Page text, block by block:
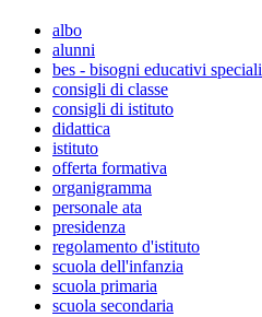
albo
alunni
bes - bisogni educativi speciali
consigli di classe
consigli di istituto
didattica
istituto
offerta formativa
organigramma
personale ata
presidenza
regolamento d'istituto
scuola dell'infanzia
scuola primaria
scuola secondaria